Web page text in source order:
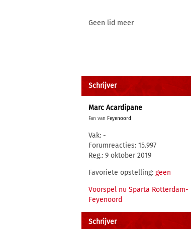
Geen lid meer
Schrijver
Marc Acardipane
Fan van Feyenoord
Vak: -
Forumreacties: 15.997
Reg.: 9 oktober 2019
Favoriete opstelling: geen
Voorspel nu Sparta Rotterdam-
Feyenoord
Schrijver